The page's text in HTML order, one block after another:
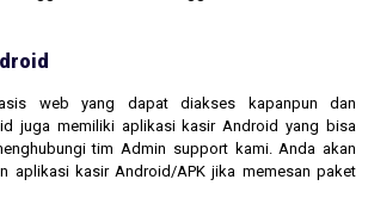
web yang dapat diakses kapanpun dan
juga memiliki aplikasi kasir Android yang bisa
tim Admin support kami. Anda akan
aplikasi kasir Android/APK jika memesan paket